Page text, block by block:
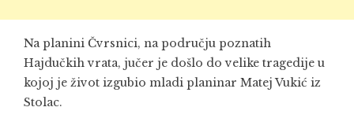
Na planini Čvrsnici, na području poznatih
Hajdučkih vrata, jučer je došlo do velike tragedije u
kojoj je život izgubio mladi planinar Matej Vukić iz
Stolac.